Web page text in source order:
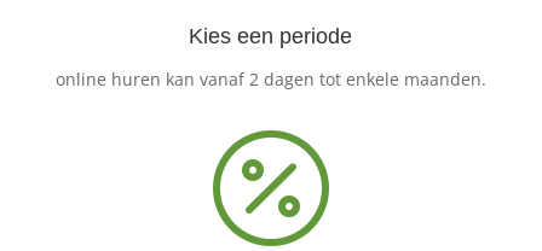
Kies een periode
online huren kan vanaf 2 dagen tot enkele maanden.
